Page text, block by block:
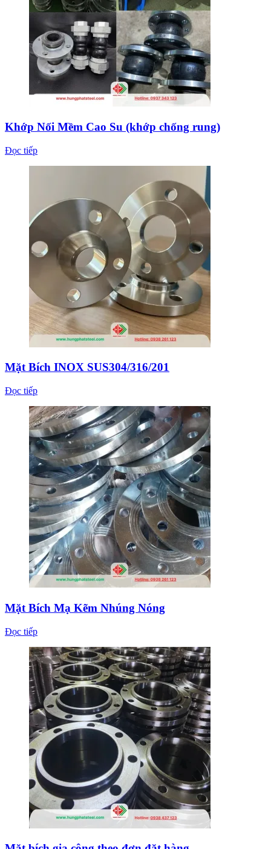
Khớp Nối Mềm Cao Su (khớp chống rung)
Đọc tiếp
Mặt Bích INOX SUS304/316/201
Đọc tiếp
Mặt Bích Mạ Kẽm Nhúng Nóng
Đọc tiếp